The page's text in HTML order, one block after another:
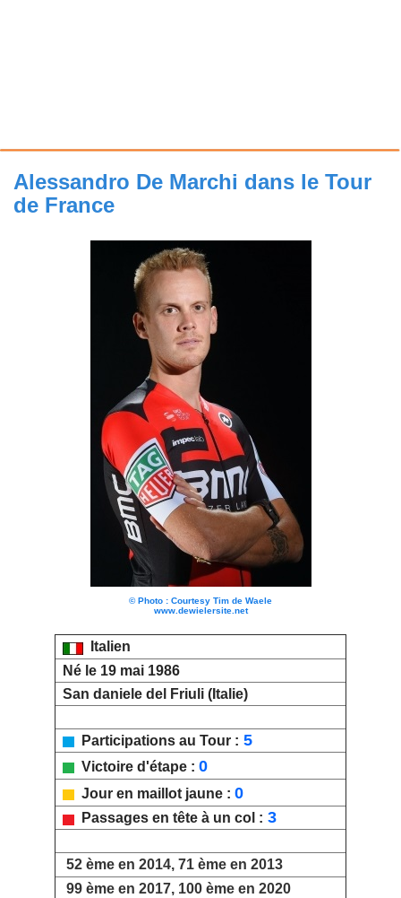
Alessandro De Marchi dans le Tour
de France
© Photo : Courtesy Tim de Waele
www.dewielersite.net
Italien
Né le 19 mai 1986
San daniele del Friuli (Italie)
Participations au Tour : 5
Victoire d'étape : 0
Jour en maillot jaune : 0
Passages en tête à un col : 3
52 ème en 2014, 71 ème en 2013
99 ème en 2017, 100 ème en 2020